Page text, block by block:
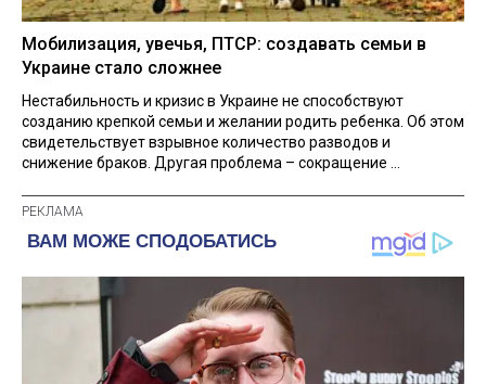
Мобилизация, увечья, ПТСР: создавать семьи в
Украине стало сложнее
Нестабильность и кризис в Украине не способствуют
созданию крепкой семьи и желании родить ребенка. Об этом
свидетельствует взрывное количество разводов и
снижение браков. Другая проблема – сокращение ...